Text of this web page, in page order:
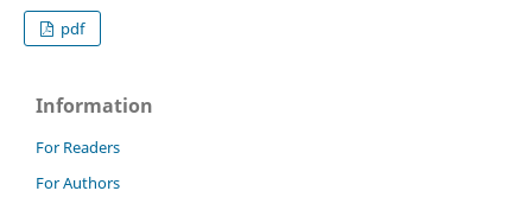
pdf
Information
For Readers
For Authors